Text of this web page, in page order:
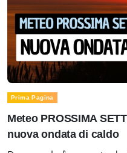
Prima Pagina
Meteo PROSSIMA
nuova ondata di caldo